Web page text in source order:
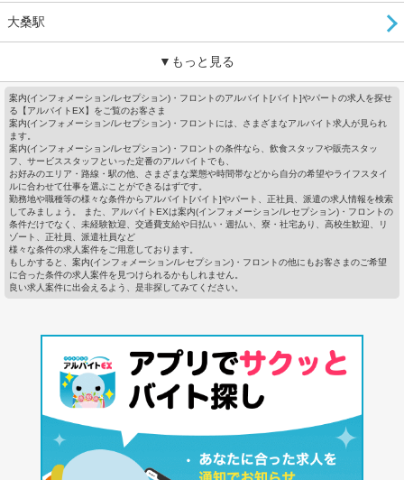
大桑駅
▼もっと見る
案内(インフォメーション/レセプション)・フロントのアルバイト[バイト]やパートの求人を探せ
る【アルバイトEX】をご覧のお客さま
案内(インフォメーション/レセプション)・フロントには、さまざまなアルバイト求人が見られ
ます。
案内(インフォメーション/レセプション)・フロントの条件なら、飲食スタッフや販売スタッ
フ、サービススタッフといった定番のアルバイトでも、
お好みのエリア・路線・駅の他、さまざまな業態や時間帯などから自分の希望やライフスタイ
ルに合わせて仕事を選ぶことができるはずです。
勤務地や職種等の様々な条件からアルバイト[バイト]やパート、正社員、派遣の求人情報を検索
してみましょう。 また、アルバイトEXは案内(インフォメーション/レセプション)・フロントの
条件だけでなく、未経験歓迎、交通費支給や日払い・週払い、寮・社宅あり、高校生歓迎、リ
ゾート、正社員、派遣社員など
様々な条件の求人案件をご用意しております。
もしかすると、案内(インフォメーション/レセプション)・フロントの他にもお客さまのご希望
に合った条件の求人案件を見つけられるかもしれません。
良い求人案件に出会えるよう、是非探してみてください。